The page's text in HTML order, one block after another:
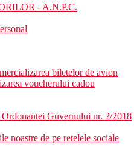
- A.N.P.C.
biletelor de avion
voucherului cadou
Guvernului nr. 2/2018
noastre de pe retelele sociale